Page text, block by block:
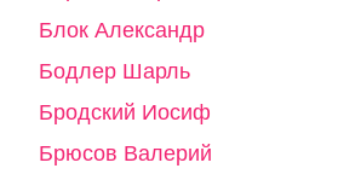
Блок Александр
Бодлер Шарль
Бродский Иосиф
Брюсов Валерий